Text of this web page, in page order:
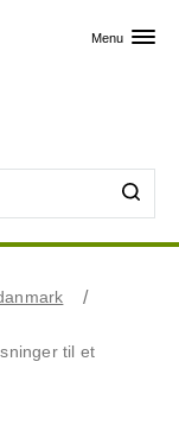
Menu
til et